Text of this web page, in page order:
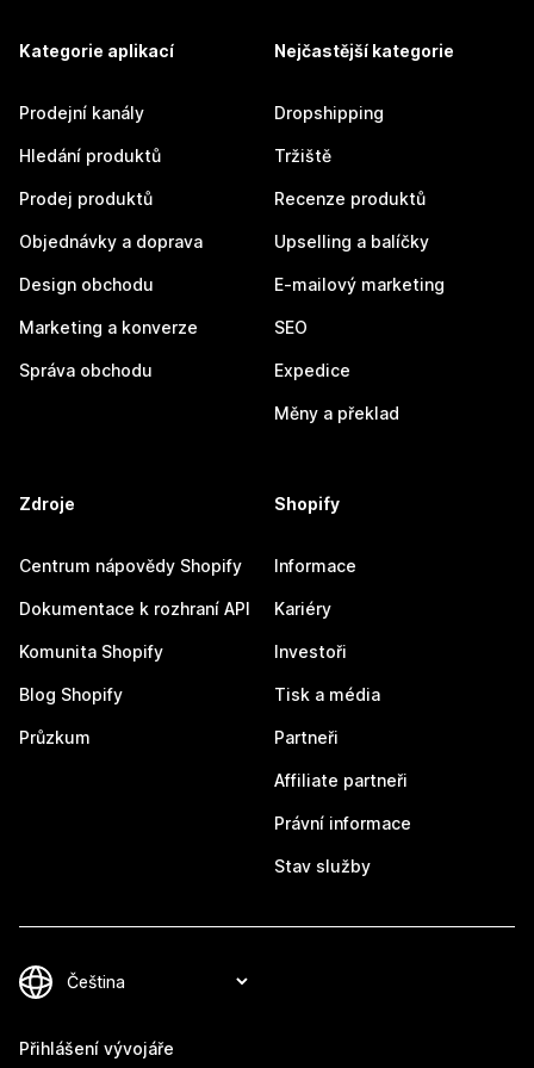
Kategorie aplikací
Prodejní kanály
Hledání produktů
Prodej produktů
Objednávky a doprava
Design obchodu
Marketing a konverze
Správa obchodu
Nejčastější kategorie
Dropshipping
Tržiště
Recenze produktů
Upselling a balíčky
E-mailový marketing
SEO
Expedice
Měny a překlad
Zdroje
Centrum nápovědy Shopify
Dokumentace k rozhraní API
Komunita Shopify
Blog Shopify
Průzkum
Shopify
Informace
Kariéry
Investoři
Tisk a média
Partneři
Affiliate partneři
Právní informace
Stav služby
Přihlášení vývojáře